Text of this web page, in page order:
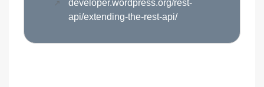
developer.wordpress.org/rest-
api/extending-the-rest-api/